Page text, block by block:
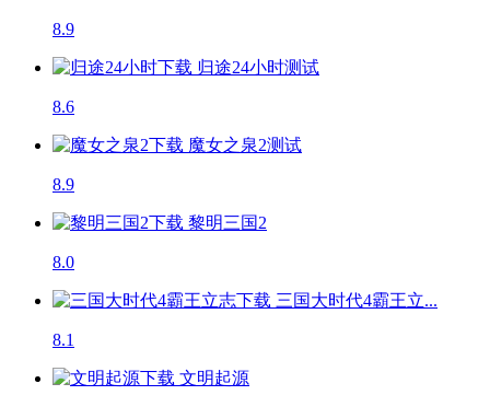
8.9
归途24小时测试
8.6
魔女之泉2测试
8.9
黎明三国2
8.0
三国大时代4霸王立...
8.1
文明起源